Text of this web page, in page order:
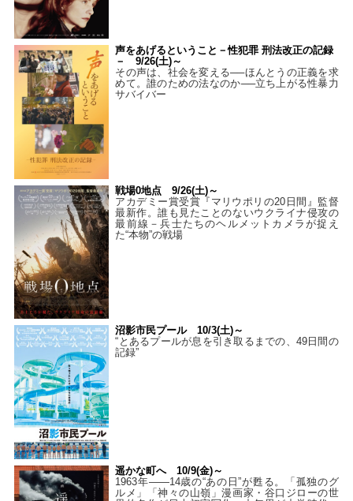
声をあげるということ－性犯罪 刑法改正の記録
－ 9/26(土)～
その声は、社会を変える──ほんとうの正義を求
めて。誰のための法なのか──立ち上がる性暴力
サバイバー
戦場0地点 9/26(土)～
アカデミー賞受賞『マリウポリの20日間』監督
最新作。誰も見たことのないウクライナ侵攻の
最前線－兵士たちのヘルメットカメラが捉え
た“本物”の戦場
沼影市民プール 10/3(土)～
“とあるプールが息を引き取るまでの、49日間の
記録”
遥かな町へ 10/9(金)～
1963年――14歳の“あの日”が甦る。「孤独のグ
ルメ」「神々の山嶺」漫画家・谷口ジローの世